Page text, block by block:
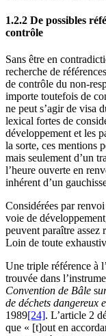
1.2.2 De possibles
contrôle
Sans être en
recherche de
de contrôle du non-
importe toutefois de
ne peut s’agir de visa
lexical fortes de
développement et les
la sorte, ces mentions
mais seulement d’un
l’heure ouverte en
inhérent d’un
Considérées par
voie de
peuvent paraître assez
Loin de toute
Une triple référence à
trouvée dans
Convention de Bâle s
de déchets dangereux
1989[24]. L’article 2
que « [t]out en